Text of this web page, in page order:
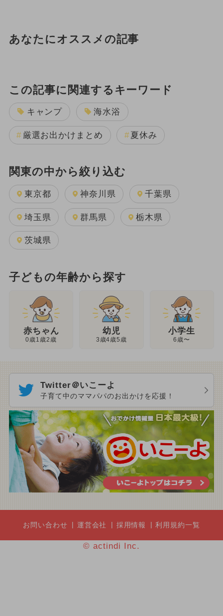
あなたにオススメの記事
この記事に関連するキーワード
キャンプ 海水浴
厳選お出かけまとめ 夏休み
関東の中から絞り込む
東京都 神奈川県 千葉県
埼玉県 群馬県 栃木県
茨城県
子どもの年齢から探す
赤ちゃん
0歳1歳2歳
幼児
3歳4歳5歳
小学生
6歳〜
Twitter＠いこーよ
子育て中のママパパのお出かけを応援！
お問い合わせ 運営会社 採用情報 利用規約一覧
© actindi Inc.